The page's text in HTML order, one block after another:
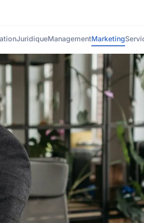
JuridiqueManagementMarketing